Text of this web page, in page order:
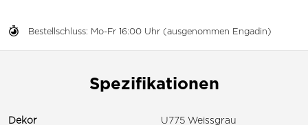
Bestellschluss: Mo-Fr 16:00 Uhr (ausgenommen Engadin)
Spezifikationen
Dekor U775 Weissgrau